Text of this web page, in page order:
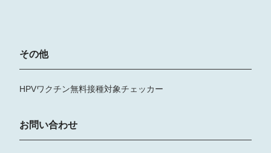
その他
HPVワクチン無料接種対象チェッカー
お問い合わせ